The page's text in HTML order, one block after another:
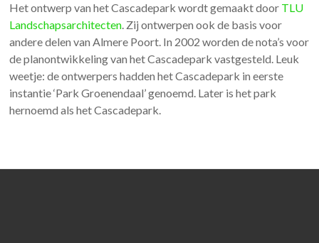
Het ontwerp van het Cascadepark wordt gemaakt door TLU
Landschapsarchitecten. Zij ontwerpen ook de basis voor
andere delen van Almere Poort. In 2002 worden de nota’s voor
de planontwikkeling van het Cascadepark vastgesteld. Leuk
weetje: de ontwerpers hadden het Cascadepark in eerste
instantie ‘Park Groenendaal’ genoemd. Later is het park
hernoemd als het Cascadepark.